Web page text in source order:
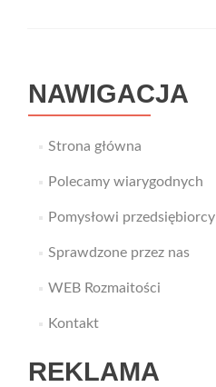
NAWIGACJA
Strona główna
Polecamy wiarygodnych
Pomysłowi przedsiębiorcy
Sprawdzone przez nas
WEB Rozmaitości
Kontakt
REKLAMA